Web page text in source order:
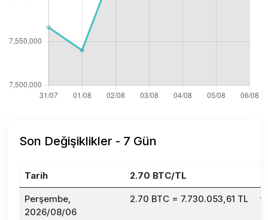
Son Değişiklikler - 7 Gün
Tarih 2.70 BTC/TL
Perşembe,
2026/08/06
2.70 BTC = 7.730.053,61 TL